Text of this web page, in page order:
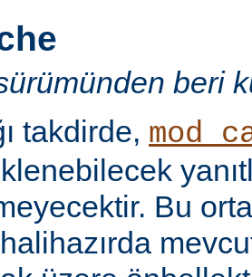
beri
takdirde,
Bu
halihazırda